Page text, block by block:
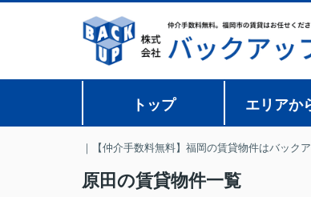
トップ エリアか
｜【仲介手数料無料】福岡の賃貸物件はバック
原田の賃貸物件一覧